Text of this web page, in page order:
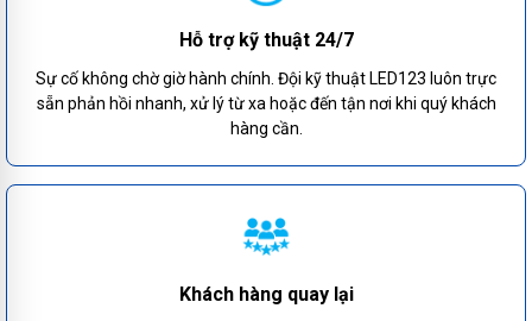
Hỗ trợ kỹ thuật 24/7
Sự cố không chờ giờ hành chính. Đội kỹ thuật LED123 luôn trực
sẵn phản hồi nhanh, xử lý từ xa hoặc đến tận nơi khi quý khách
hàng cần.
Khách hàng quay lại